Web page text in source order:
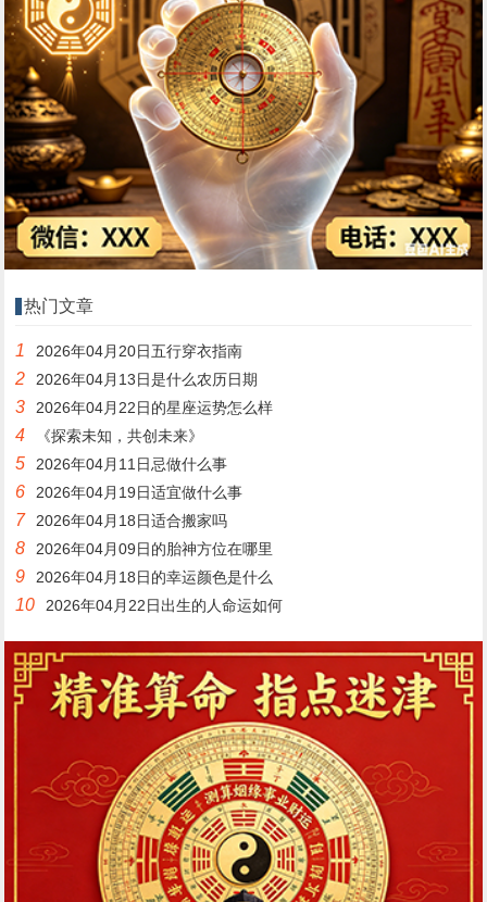
热门文章
1 2026年04月20日五行穿衣指南
2 2026年04月13日是什么农历日期
3 2026年04月22日的星座运势怎么样
4 《探索未知，共创未来》
5 2026年04月11日忌做什么事
6 2026年04月19日适宜做什么事
7 2026年04月18日适合搬家吗
8 2026年04月09日的胎神方位在哪里
9 2026年04月18日的幸运颜色是什么
10 2026年04月22日出生的人命运如何